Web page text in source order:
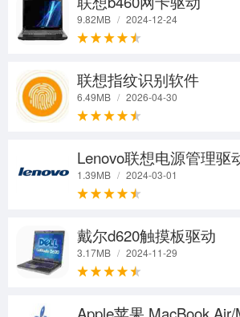
9.82MB / 2024-12-24
联想指纹识别软件
6.49MB / 2026-04-30
Lenovo联想电源管理驱
1.39MB / 2024-03-01
戴尔d620触摸板驱动
3.17MB / 2024-11-29